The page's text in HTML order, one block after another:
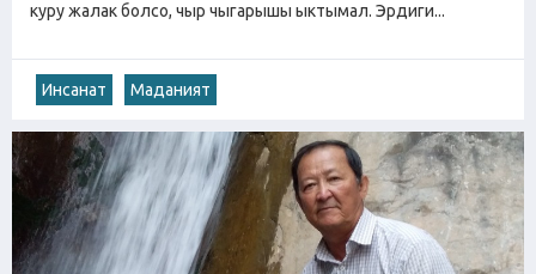
куру жалак болсо, чыр чыгарышы ыктымал. Эрдиги...
Инсанат Маданият